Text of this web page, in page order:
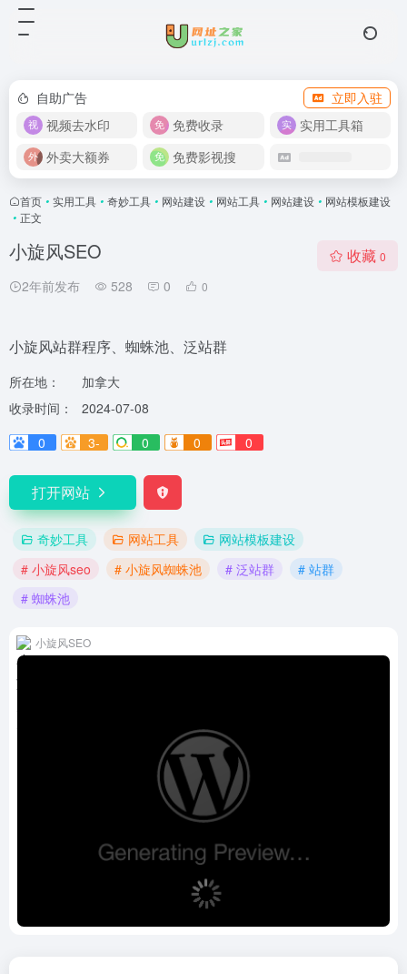
自助广告
立即入驻
视频去水印
免费收录
实用工具箱
外卖大额券
免费影视搜
首页 • 实用工具 • 奇妙工具 • 网站建设 • 网站工具 • 网站建设 • 网站模板建设
• 正文
小旋风SEO
2年前发布 528 0 0
收藏 0
小旋风站群程序、蜘蛛池、泛站群
所在地：
加拿大
收录时间：
2024-07-08
0
3- 0 0 0
打开网站
奇妙工具 网站工具
网站模板建设
# 小旋风seo
# 小旋风蜘蛛池 # 泛站群
# 站群
# 蜘蛛池
小旋风SEO